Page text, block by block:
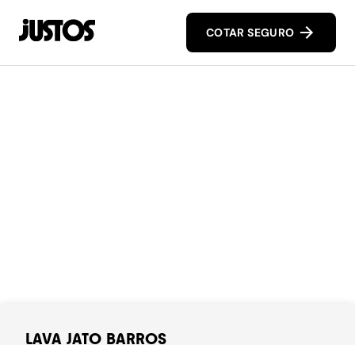
COTAR SEGURO
LAVA JATO BARROS